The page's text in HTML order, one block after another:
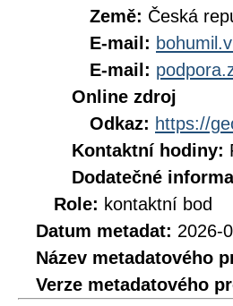
Země: Česká
E-mail:
E-mail:
Online zdroj
Odkaz: https://
Kontaktní hodiny:
Dodatečné
Role: kontaktní bod
Datum metadat: 2026-
Název metadatového
Verze metadatového